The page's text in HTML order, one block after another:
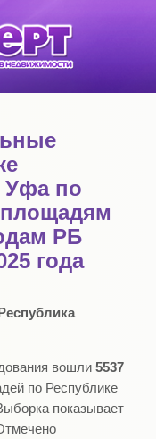
Уфа по
РБ
года
вошли 5537
по Республике
показывает